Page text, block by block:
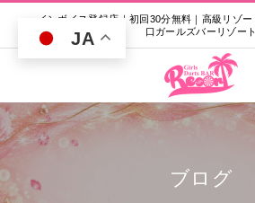
インボイス登録店｜初回30分無料｜高級リゾ
口ガールズバーリゾート
ブログ
JA